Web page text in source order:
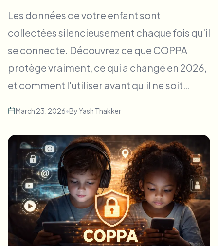
Échange de visage - Vidéo
Intelligence vidéo
Flou vidéo par lot
Traitez plusieurs vidéos en une fois
Flou facial en masse
Pipelines à haut débit
Zones, politiques et révision d'entreprise
API & SDK
Automatiser les téléchargements, tâches et webhooks
Formulaire de contact
Intelligence vidéo
Suppression d'arrière-plan en masse
Les données de votre enfant sont
collectées silencieusement chaque fois qu'il
se connecte. Découvrez ce que COPPA
protège vraiment, ce qui a changé en 2026,
et comment l'utiliser avant qu'il ne soit…
March 23, 2026•ByYash Thakker